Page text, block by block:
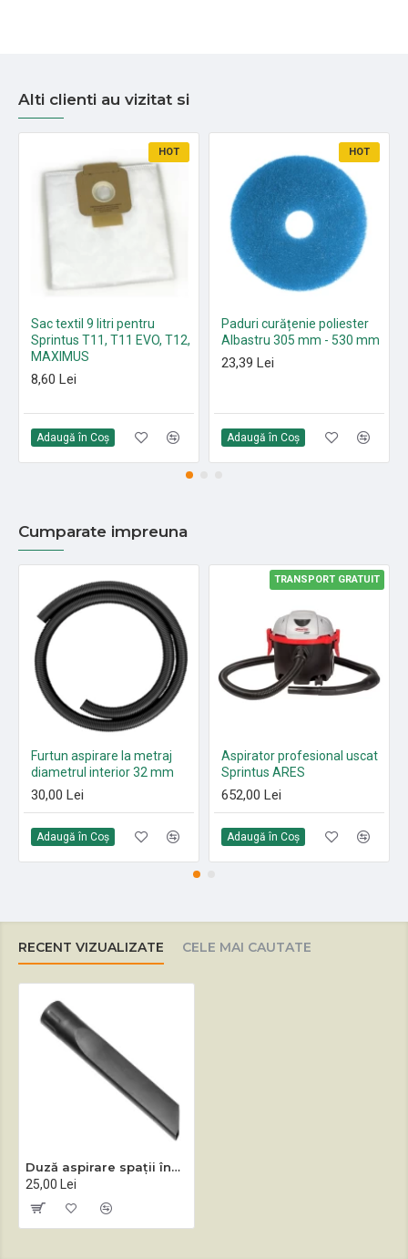
Alti clienti au vizitat si
HOT
Sac textil 9 litri pentru
Sprintus T11, T11 EVO, T12,
MAXIMUS
8,60 Lei
Adaugă în Coş
HOT
Paduri curățenie poliester
Albastru 305 mm - 530 mm
23,39 Lei
Adaugă în Coş
Cumparate impreuna
Furtun aspirare la metraj
diametrul interior 32 mm
30,00 Lei
Adaugă în Coş
TRANSPORT GRATUIT
Aspirator profesional uscat
Sprintus ARES
652,00 Lei
Adaugă în Coş
RECENT VIZUALIZATE CELE MAI CAUTATE
Duză aspirare spații înguste diametru 32 mm
25,00 Lei